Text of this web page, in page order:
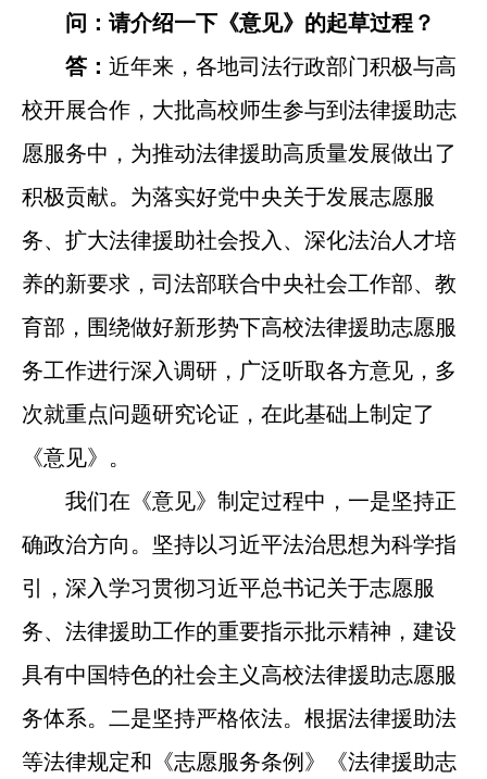
问：请介绍一下《意见》的起草过程？
答： 近年来，各地司法行政部门积极与高
校开展合作，大批高校师生参与到法律援助志
愿服务中，为推动法律援助高质量发展做出了
积极贡献。为落实好党中央关于发展志愿服
务、扩大法律援助社会投入、深化法治人才培
养的新要求，司法部联合中央社会工作部、教
育部，围绕做好新形势下高校法律援助志愿服
务工作进行深入调研，广泛听取各方意见，多
次就重点问题研究论证，在此基础上制定了
《意见》。
我们在《意见》制定过程中，一是坚持正
确政治方向。坚持以习近平法治思想为科学指
引，深入学习贯彻习近平总书记关于志愿服
务、法律援助工作的重要指示批示精神，建设
具有中国特色的社会主义高校法律援助志愿服
务体系。二是坚持严格依法。根据法律援助法
等法律规定和《志愿服务条例》《法律援助志